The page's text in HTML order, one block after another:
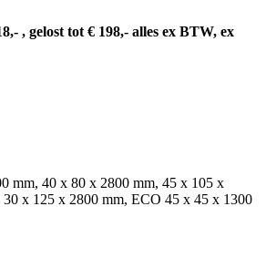
, gelost tot € 198,- alles ex BTW, ex
mm, 40 x 80 x 2800 mm, 45 x 105 x
x 125 x 2800 mm, ECO 45 x 45 x 1300